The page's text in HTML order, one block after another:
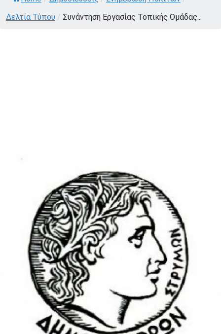
Δελτία Τύπου / Συνάντηση Εργασίας Τοπικής Ομάδας...